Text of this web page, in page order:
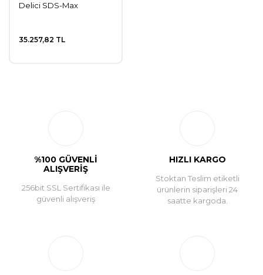
Delici SDS-Max
35.257,82 TL
%100 GÜVENLİ
ALIŞVERİŞ
256bit SSL Sertifikası ile
güvenli alışveriş
HIZLI KARGO
Stoktan Teslim etiketli
ürünlerin siparişleri 24
saatte kargoda.